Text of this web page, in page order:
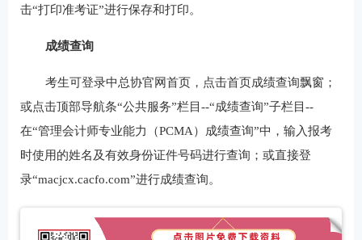
击“打印准考证”进行保存和打印。
成绩查询
考⽣可登录中总协官⽹⾸页，点击⾸页成绩查询飘窗；
或点击顶部导航条“公共服务”栏⽬--“成绩查询”⼦栏⽬--
在“管理会计师专业能力（PCMA）成绩查询”中，输入报考
时使⽤的姓名及有效⾝份证件号码进⾏查询；或直接登
录“macjcx.cacfo.com”进⾏成绩查询。